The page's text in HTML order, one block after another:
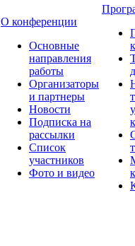
О конференции
Основные
направления
работы
Организаторы
и партнеры
Новости
Подписка на
рассылки
Список
участников
Фото и видео